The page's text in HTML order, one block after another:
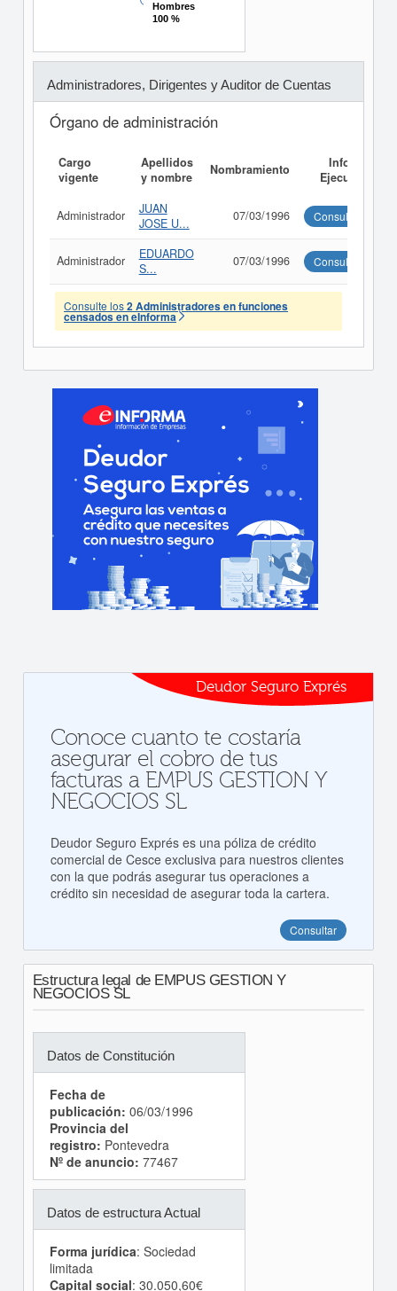
Hombres
100 %
Hombres
100 %
Administradores, Dirigentes y Auditor de Cuentas
Órgano de administración
Cargo
vigente
Apellidos
y nombre
Nombramiento
Informe
Ejecutivo
Administrador
JUAN
JOSE U...
07/03/1996 Consultar
Administrador
EDUARDO
S...
07/03/1996 Consultar
Consulte los2 Administradores en funciones
censados en eInforma
Deudor Seguro Exprés
Conoce cuanto te costaría
asegurar el cobro de tus
facturas a EMPUS GESTION Y
NEGOCIOS SL
Deudor Seguro Exprés es una póliza de crédito
comercial de Cesce exclusiva para nuestros clientes
con la que podrás asegurar tus operaciones a
crédito sin necesidad de asegurar toda la cartera.
Consultar
Estructura legal de EMPUS GESTION Y
NEGOCIOS SL
Datos de Constitución
Fecha de
publicación: 06/03/1996
Provincia del
registro: Pontevedra
Nº de anuncio: 77467
Datos de estructura Actual
Forma jurídica: Sociedad
limitada
Capital social: 30.050,60€